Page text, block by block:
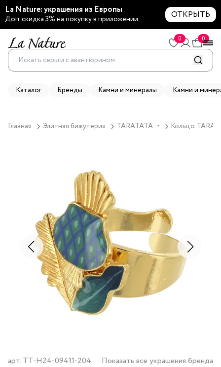
La Nature: украшения из Европы
Доп. скидка 3% на покупку в приложении ОТКРЫТЬ
0 0
Каталог Бренды Камни и минералы Камни и
Главная Элитная бижутерия TARATATA ▼ Кольцо
арт. TT-H24-09411-204 Показать все украшения бренда